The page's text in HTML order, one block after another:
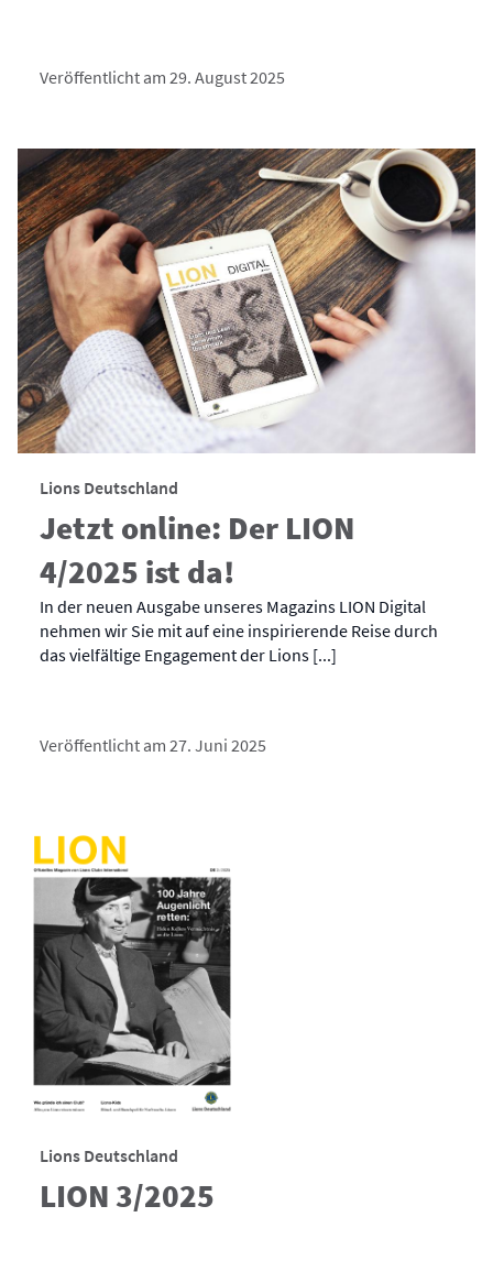
Veröffentlicht am 29. August 2025
Lions Deutschland
Jetzt online: Der LION
4/2025 ist da!
In der neuen Ausgabe unseres Magazins LION Digital
nehmen wir Sie mit auf eine inspirierende Reise durch
das vielfältige Engagement der Lions [...]
Veröffentlicht am 27. Juni 2025
Lions Deutschland
LION 3/2025